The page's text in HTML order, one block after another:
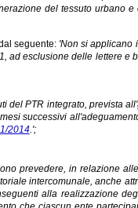
del tessuto urbano
seguente: 'Non si applicano
ad esclusione delle lettere e
del PTR integrato, prevista all'
successivi
2014.';
prevedere, in relazione
intercomunale, anche
alla realizzazione